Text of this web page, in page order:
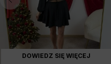
DOWIEDZ SIĘ WIĘCEJ